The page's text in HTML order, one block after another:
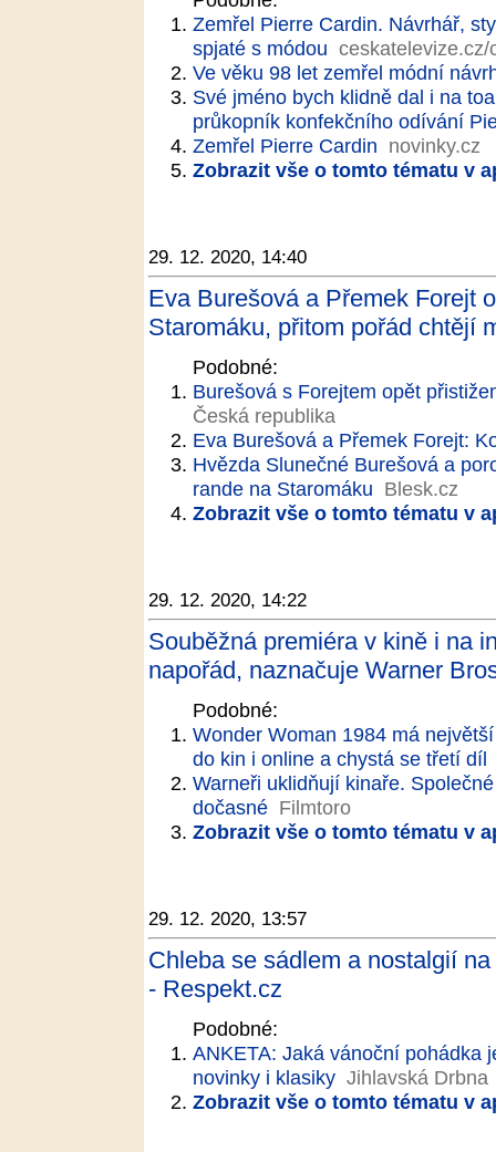
Zemřel Pierre Cardin. Návrhář,
spjaté s módou ceskatelevize.cz/
Ve věku 98 let zemřel módní
Své jméno bych klidně dal i na
průkopník konfekčního odívání
Zemřel Pierre Cardin novinky.cz
Zobrazit vše o tomto tématu v
29. 12. 2020, 14:40
Eva Burešová a Přemek Forejt
Staromáku, přitom pořád chtějí
Podobné:
Burešová s Forejtem opět
Česká republika
Eva Burešová a Přemek Forejt:
Hvězda Slunečné Burešová a
rande na Staromáku Blesk.cz
Zobrazit vše o tomto tématu v
29. 12. 2020, 14:22
Souběžná premiéra v kině i na
napořád, naznačuje Warner
Podobné:
Wonder Woman 1984 má
do kin i online a chystá se třetí díl
Warneři uklidňují kinaře.
dočasné Filmtoro
Zobrazit vše o tomto tématu v
29. 12. 2020, 13:57
Chleba se sádlem a nostalgií
- Respekt.cz
Podobné:
ANKETA: Jaká vánoční pohádka
novinky i klasiky Jihlavská Drbna
Zobrazit vše o tomto tématu v